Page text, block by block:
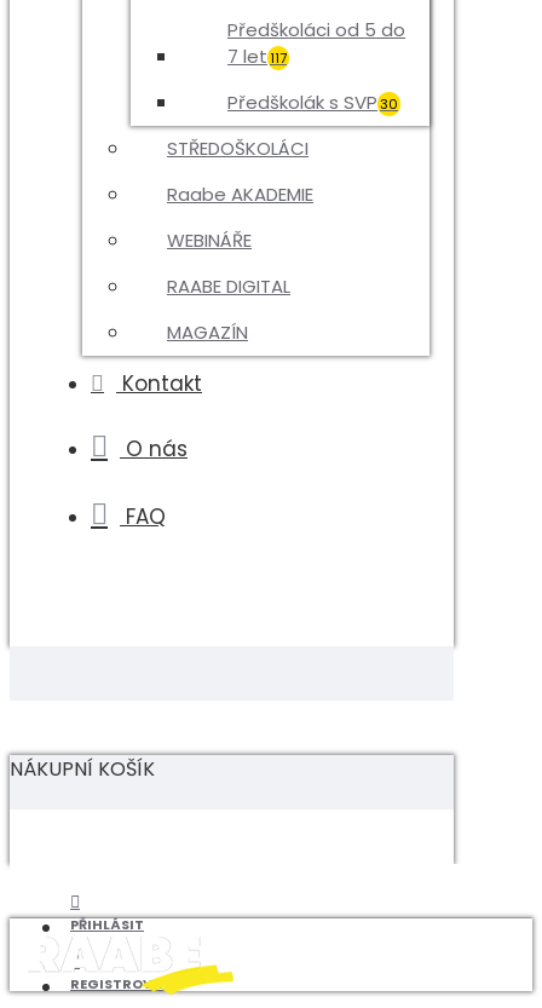
Předškoláci od 5 do
7 let117
Předškolák s SVP30
STŘEDOŠKOLÁCI
Raabe AKADEMIE
WEBINÁŘE
RAABE DIGITAL
MAGAZÍN
Kontakt
O nás
FAQ
NÁKUPNÍ KOŠÍK
PŘIHLÁSIT
REGISTROVAT